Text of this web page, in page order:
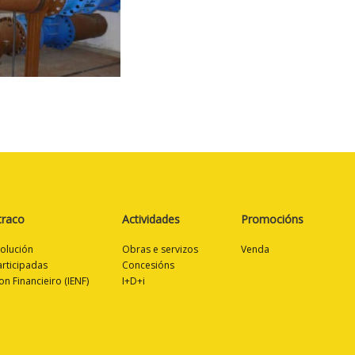
Financieiro (IENF)
Actividades
Obras e servizos
Concesións
I+D+i
Promocións
Venda